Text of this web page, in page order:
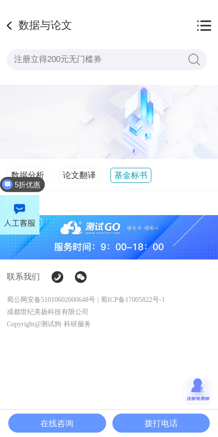
数据与论文
数据分析 论文翻译 基金标书
联系我们
蜀公网安备51010602000648号 | 蜀ICP备17005822号-1
成都世纪美扬科技有限公司
Copyright@测试狗·科研服务
5折优惠
在线咨询 拨打电话